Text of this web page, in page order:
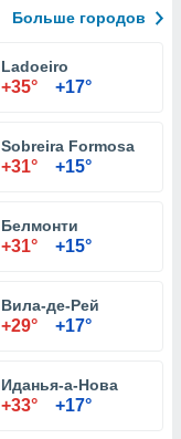
Больше городов
Ladoeiro
+35° +17°
Sobreira Formosa
+31° +15°
Белмонти
+31° +15°
Вила-де-Рей
+29° +17°
Иданья-а-Нова
+33° +17°